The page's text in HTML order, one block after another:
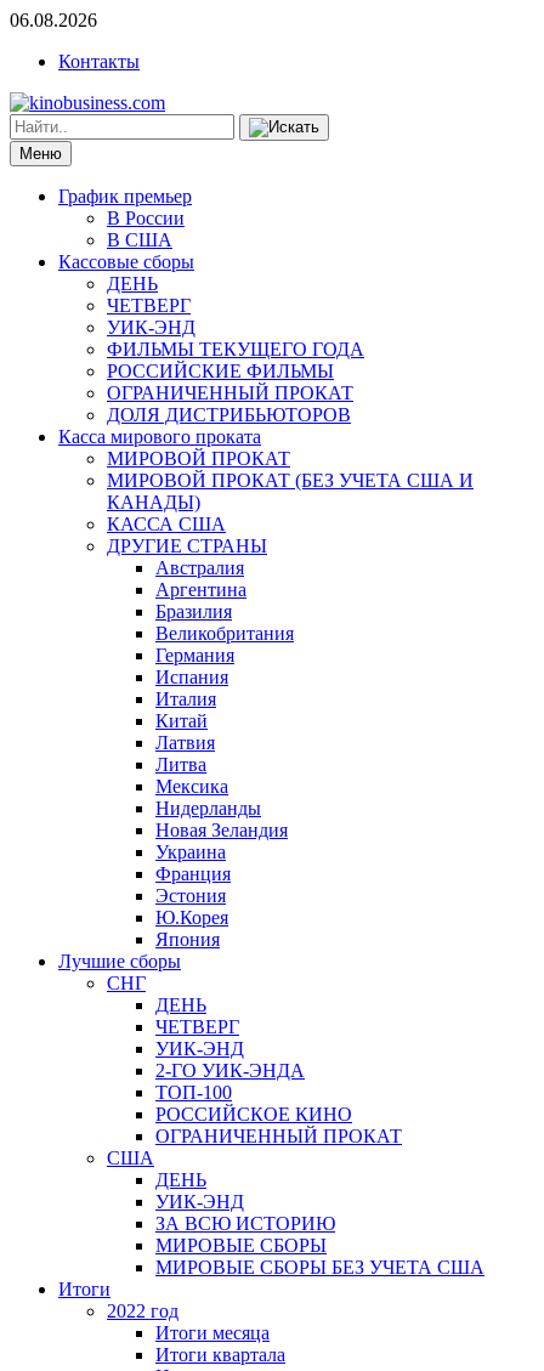
06.08.2026
Контакты
Меню
График премьер
В России
В США
Кассовые сборы
ДЕНЬ
ЧЕТВЕРГ
УИК-ЭНД
ФИЛЬМЫ ТЕКУЩЕГО ГОДА
РОССИЙСКИЕ ФИЛЬМЫ
ОГРАНИЧЕННЫЙ ПРОКАТ
ДОЛЯ ДИСТРИБЬЮТОРОВ
Касса мирового проката
МИРОВОЙ ПРОКАТ
МИРОВОЙ ПРОКАТ (БЕЗ УЧЕТА США И
КАНАДЫ)
КАССА США
ДРУГИЕ СТРАНЫ
Австралия
Аргентина
Бразилия
Великобритания
Германия
Испания
Италия
Китай
Латвия
Литва
Мексика
Нидерланды
Новая Зеландия
Украина
Франция
Эстония
Ю.Корея
Япония
Лучшие сборы
СНГ
ДЕНЬ
ЧЕТВЕРГ
УИК-ЭНД
2-ГО УИК-ЭНДА
ТОП-100
РОССИЙСКОЕ КИНО
ОГРАНИЧЕННЫЙ ПРОКАТ
США
ДЕНЬ
УИК-ЭНД
ЗА ВСЮ ИСТОРИЮ
МИРОВЫЕ СБОРЫ
МИРОВЫЕ СБОРЫ БЕЗ УЧЕТА США
Итоги
2022 год
Итоги месяца
Итоги квартала